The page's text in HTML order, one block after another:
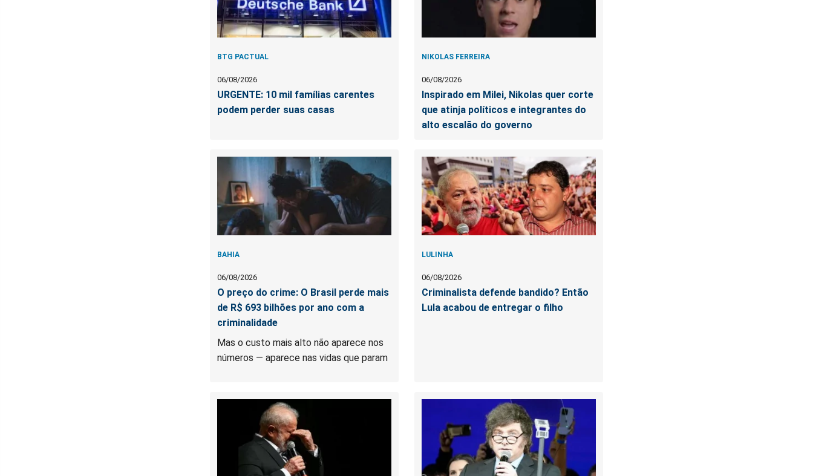
BTG PACTUAL
06/08/2026
URGENTE: 10 mil famílias carentes
podem perder suas casas
NIKOLAS FERREIRA
06/08/2026
Inspirado em Milei, Nikolas quer corte
que atinja políticos e integrantes do
alto escalão do governo
BAHIA
06/08/2026
O preço do crime: O Brasil perde mais
de R$ 693 bilhões por ano com a
criminalidade
Mas o custo mais alto não aparece nos
números — aparece nas vidas que param
LULINHA
06/08/2026
Criminalista defende bandido? Então
Lula acabou de entregar o filho